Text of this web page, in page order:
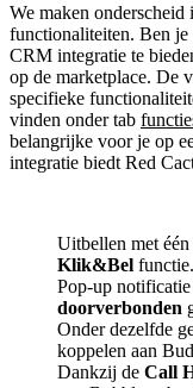
We maken
functionaliteiten. Ben
CRM integratie te
op de marketplace. De
specifieke
vinden onder tab
belangrijke voor je op
integratie biedt Red
Uitbellen met
Klik&Bel functie.
Pop-up
doorverbonden
Onder dezelfde
koppelen aan
Dankzij de Call